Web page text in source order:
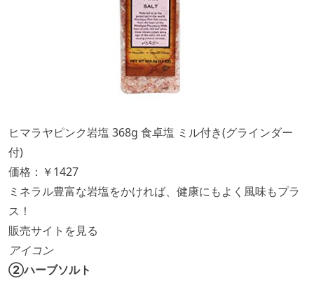
ヒマラヤピンク岩塩 368g 食卓塩 ミル付き(グラインダー
付)
価格：￥1427
ミネラル豊富な岩塩をかければ、健康にもよく風味もプラ
ス！
販売サイトを見る
アイコン
②ハーブソルト